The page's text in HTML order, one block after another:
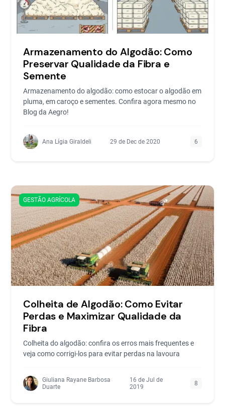
Armazenamento do Algodão: Como
Preservar Qualidade da Fibra e
Semente
Armazenamento do algodão: como estocar o algodão em
pluma, em caroço e sementes. Confira agora mesmo no
Blog da Aegro!
Ana Lígia Giraldeli 29 de Dec de 2020 6
GESTÃO AGRÍCOLA
Colheita de Algodão: Como Evitar
Perdas e Maximizar Qualidade da
Fibra
Colheita do algodão: confira os erros mais frequentes e
veja como corrigi-los para evitar perdas na lavoura
Giuliana Rayane Barbosa
Duarte
16 de Jul de
2019
8